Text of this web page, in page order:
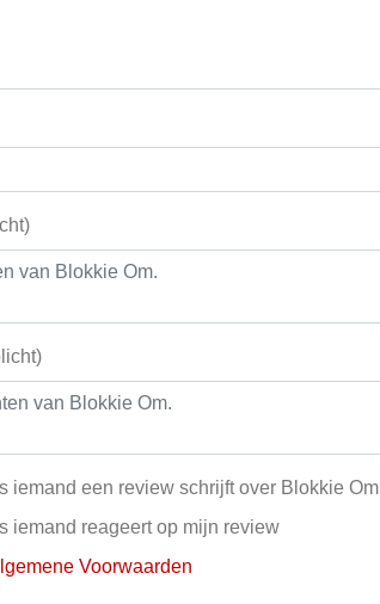
iemand een review schrijft over Blokkie Om
iemand reageert op mijn review
Voorwaarden